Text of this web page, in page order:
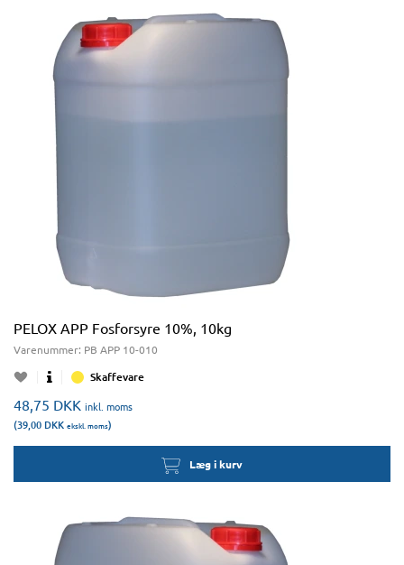
PELOX APP Fosforsyre 10%, 10kg
Varenummer: PB APP 10-010
Skaffevare
48,75 DKK inkl. moms
(39,00 DKK ekskl. moms)
Læg i kurv